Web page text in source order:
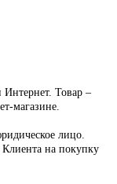
Товар –
магазине.
лицо.
на покупку